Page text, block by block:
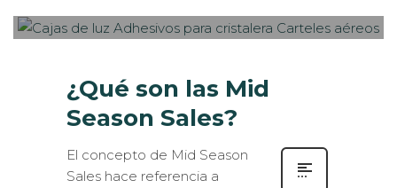
¿Qué son las Mid
Season Sales?
El concepto de Mid Season
Sales hace referencia a